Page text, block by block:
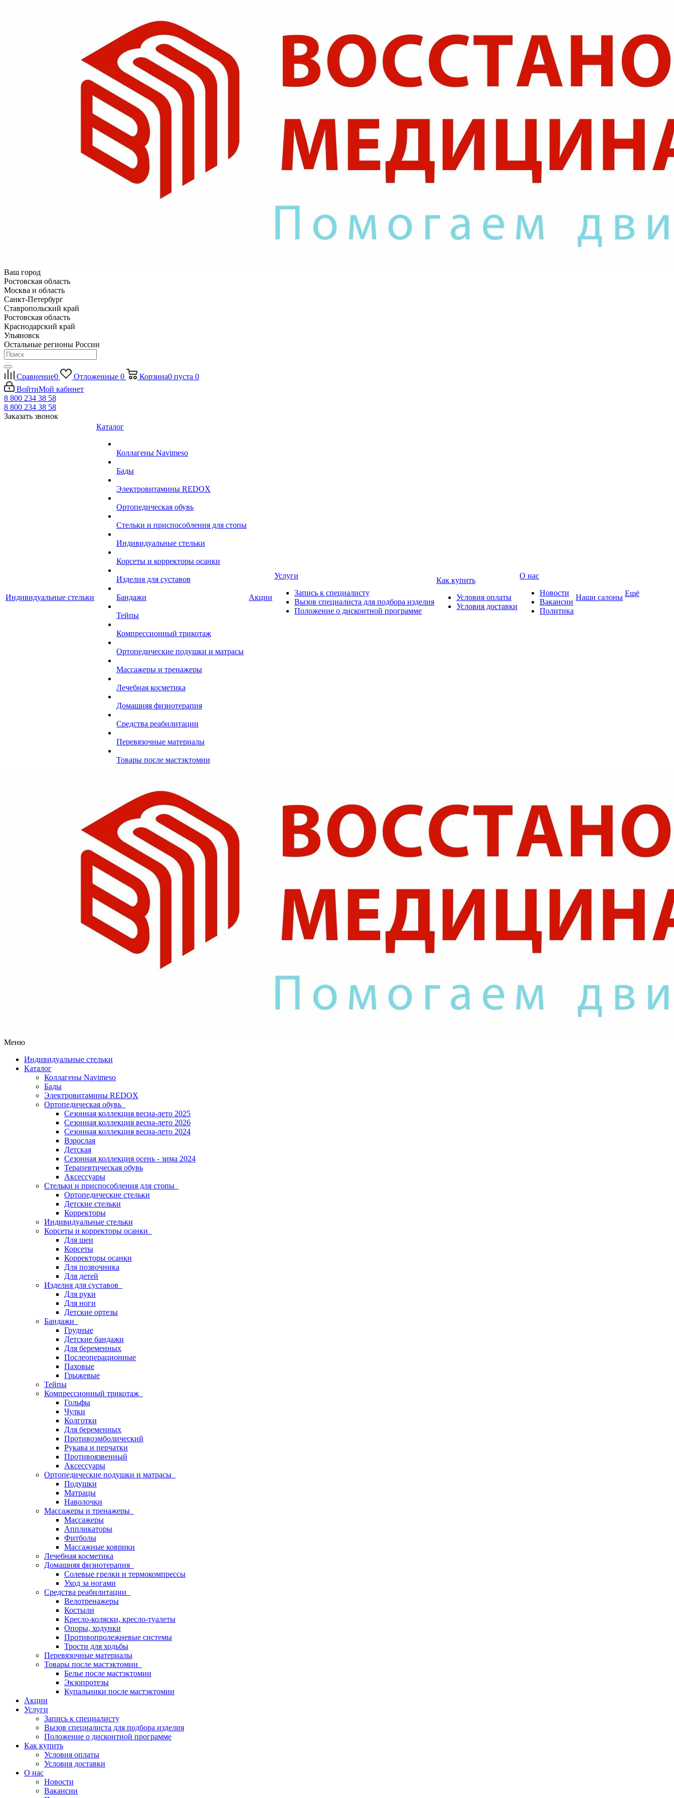
Ваш город
Ростовская область
Москва и область
Санкт-Петербург
Ставропольский край
Ростовская область
Краснодарский край
Ульяновск
Остальные регионы России
Сравнение0 Отложенные 0 Корзина0 пуста 0
ВойтиМой кабинет
8 800 234 38 58
8 800 234 38 58
Заказать звонок
Индивидуальные стельки
Каталог
Коллагены Navimeso
Бады
Электровитамины REDOX
Ортопедическая обувь
Стельки и приспособления для стопы
Индивидуальные стельки
Корсеты и корректоры осанки
Изделия для суставов
Бандажи
Тейпы
Компрессионный трикотаж
Ортопедические подушки и матрасы
Массажеры и тренажеры
Лечебная косметика
Домашняя физиотерапия
Средства реабилитации
Перевязочные материалы
Товары после мастэктомии
Акции
Услуги
Запись к специалисту
Вызов специалиста для подбора изделия
Положение о дисконтной программе
Как купить
Условия оплаты
Условия доставки
О нас
Новости
Вакансии
Политика
Наши салоны Ещё
Меню
Индивидуальные стельки
Каталог
Коллагены Navimeso
Бады
Электровитамины REDOX
Ортопедическая обувь
Сезонная коллекция весна-лето 2025
Сезонная коллекция весна-лето 2026
Сезонная коллекция весна-лето 2024
Взрослая
Детская
Сезонная коллекция осень - зима 2024
Терапевтическая обувь
Аксессуары
Стельки и приспособления для стопы
Ортопедические стельки
Детские стельки
Корректоры
Индивидуальные стельки
Корсеты и корректоры осанки
Для шеи
Корсеты
Корректоры осанки
Для позвочника
Для детей
Изделия для суставов
Для руки
Для ноги
Детские ортезы
Бандажи
Грудные
Детские бандажи
Для беременных
Послеоперационные
Паховые
Грыжевые
Тейпы
Компрессионный трикотаж
Гольфы
Чулки
Колготки
Для беременных
Противоэмболический
Рукава и перчатки
Противоязвенный
Аксессуары
Ортопедические подушки и матрасы
Подушки
Матрацы
Наволочки
Массажеры и тренажеры
Массажеры
Аппликаторы
Фитболы
Массажные коврики
Лечебная косметика
Домашняя физиотерапия
Солевые грелки и термокомпрессы
Уход за ногами
Средства реабилитации
Велотренажеры
Костыли
Кресло-коляски, кресло-туалеты
Опоры, ходунки
Противопролежневые системы
Трости для ходьбы
Перевязочные материалы
Товары после мастэктомии
Белье после мастэктомии
Экзопротезы
Купальники после мастэктомии
Акции
Услуги
Запись к специалисту
Вызов специалиста для подбора изделия
Положение о дисконтной программе
Как купить
Условия оплаты
Условия доставки
О нас
Новости
Вакансии